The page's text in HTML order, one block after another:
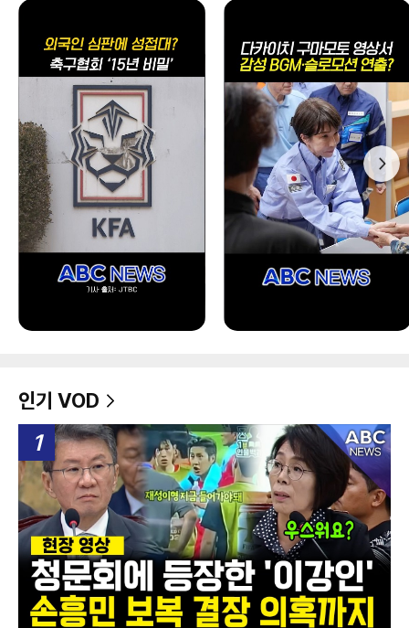
인기 VOD
1